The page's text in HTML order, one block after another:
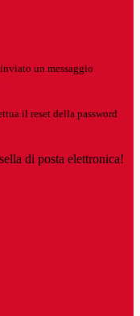
un messaggio
il reset della password
di posta elettronica!